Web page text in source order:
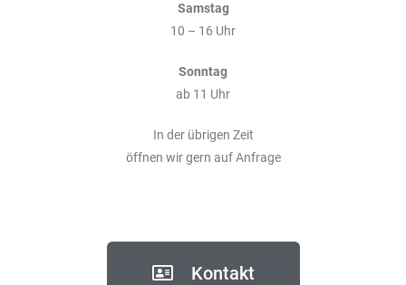
Samstag
10 – 16 Uhr
Sonntag
ab 11 Uhr
In der übrigen Zeit
öffnen wir gern auf Anfrage
Kontakt